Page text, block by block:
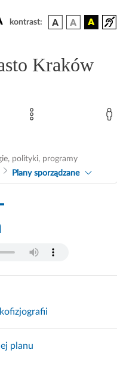
kontrast:
Kraków
polityki, programy
Plany sporządzane
planu